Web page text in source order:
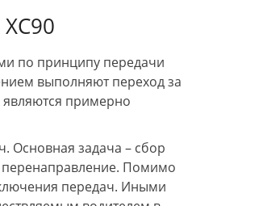
по району (минут 20-30).
Сделали хорошо. По
расходников и
буду обращаться к ним. +
по принципу передачи
выполняют переход за
являются примерно
Основная задача – сбор
перенаправление. Помимо
передач. Иными